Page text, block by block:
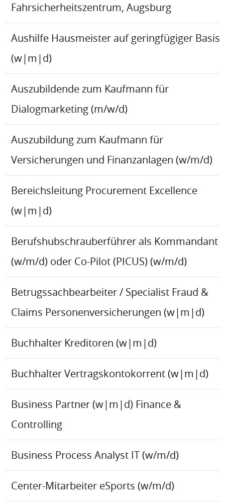
Fahrsicherheitszentrum, Augsburg
Aushilfe Hausmeister auf geringfügiger Basis
(w|m|d)
Auszubildende zum Kaufmann für
Dialogmarketing (m/w/d)
Auszubildung zum Kaufmann für
Versicherungen und Finanzanlagen (w/m/d)
Bereichsleitung Procurement Excellence
(w|m|d)
Berufshubschrauberführer als Kommandant
(w/m/d) oder Co-Pilot (PICUS) (w/m/d)
Betrugssachbearbeiter / Specialist Fraud &
Claims Personenversicherungen (w|m|d)
Buchhalter Kreditoren (w|m|d)
Buchhalter Vertragskontokorrent (w|m|d)
Business Partner (w|m|d) Finance &
Controlling
Business Process Analyst IT (w/m/d)
Center-Mitarbeiter eSports (w/m/d)